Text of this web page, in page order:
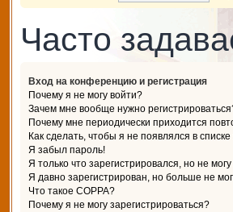
Часто
Вход на конференцию и регистрация
Почему я не могу войти?
Зачем мне вообще нужно
Почему мне периодически приходится
Как сделать, чтобы я не появлялся в
Я забыл пароль!
Я только что зарегистрировался, но не
Я давно зарегистрирован, но больше не
Что такое COPPA?
Почему я не могу зарегистрироваться?